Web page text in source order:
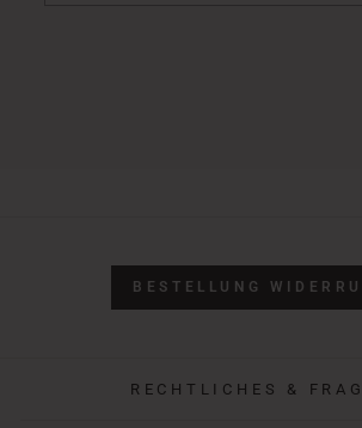
BESTELLUNG
RECHTLICHES &